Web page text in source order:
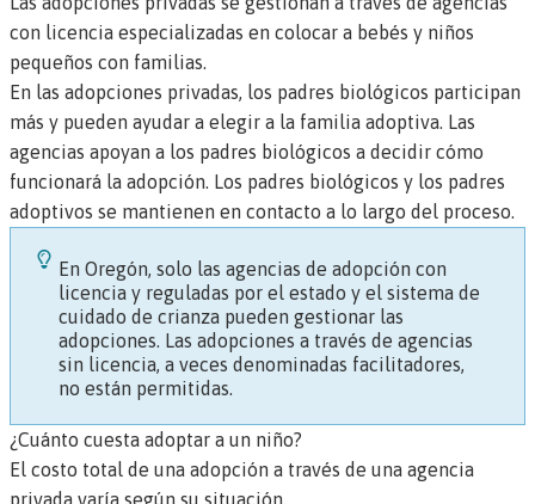
con licencia especializadas en colocar a bebés y niños
pequeños con familias.
En las adopciones privadas, los padres biológicos participan
más y pueden ayudar a elegir a la familia adoptiva. Las
agencias apoyan a los padres biológicos a decidir cómo
funcionará la adopción. Los padres biológicos y los padres
adoptivos se mantienen en contacto a lo largo del proceso.
En Oregón, solo las agencias de adopción con
licencia y reguladas por el estado y el sistema de
cuidado de crianza pueden gestionar las
adopciones. Las adopciones a través de agencias
sin licencia, a veces denominadas facilitadores,
no están permitidas.
¿Cuánto cuesta adoptar a un niño?
El costo total de una adopción a través de una agencia
privada varía según su situación.